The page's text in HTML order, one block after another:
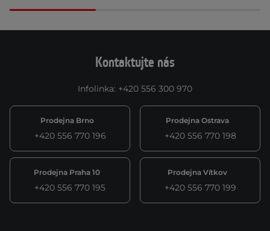
Kontaktujte nás
Infolinka: +420 556 300 970
Prodejna Brno
+420 556 770 196
Prodejna Ostrava
+420 556 770 198
Prodejna Praha 10
+420 556 770 195
Prodejna Vítkov
+420 556 770 199